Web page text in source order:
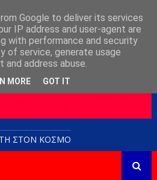
ΣΤΟN KOΣΜΟ
Google to deliver its services
IP address and user-agent are
with performance and security
of service, generate usage
address abuse.
MORE GOT IT